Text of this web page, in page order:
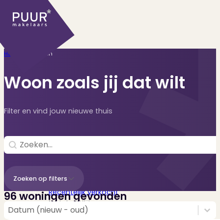
Ontdek onze woningen..
Recentelijk verkocht
Net te laat? Kijk mee..
Huurwoningen
Home Woningen
Woon zoals jij dat wilt
Filter en vind jouw nieuwe thuis
Search
Search content
Zoeken op filters
96 woningen gevonden
Sorting
Sort content
Datum (nieuw - oud)
Sort content